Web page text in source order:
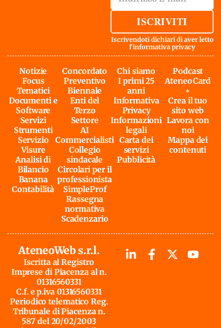
ISCRIVITI
Iscrivendoti dichiari di aver letto
l'informativa privacy
Notizie
Focus
Tematici
Documenti e
Software
Servizi
Strumenti
Servizio
Visure
Analisi di
Bilancio
Banana
Contabilità
Concordato
Preventivo
Biennale
Enti del
Terzo
Settore
AI
Commercialisti
Collegio
sindacale
Circolari per il
professionista
SimpleProf
Rassegna
normativa
Scadenzario
Chi siamo
I primi 25
anni
Informativa
Privacy
Informazioni
legali
Carta dei
servizi
Pubblicità
Podcast
AteneoCard
+
Crea il tuo
sito web
Lavora con
noi
Mappa dei
contenuti
AteneoWeb s.r.l.
Iscritta al Registro
Imprese di Piacenza al n.
01316560331
C.f. e p.iva 01316560331
Periodico telematico Reg.
Tribunale di Piacenza n.
587 del 20/02/2003